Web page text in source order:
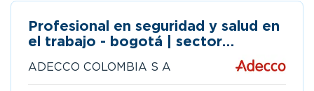
Profesional en seguridad y salud en
el trabajo - bogotá | sector
ADECCO COLOMBIA S A